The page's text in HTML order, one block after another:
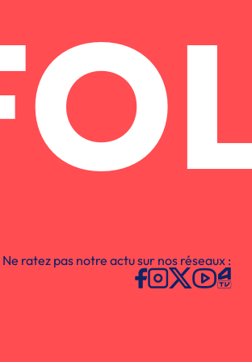
Ne ratez pas notre actu sur nos réseaux :